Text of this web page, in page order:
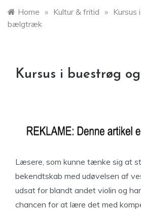
Home » Kultur & fritid » Kursus
bælgtræk
Kursus i buestrøg
Læsere, som kunne tænke sig at
bekendtskab med udøvelsen af
udsat for blandt andet violin og
chancen for at lære det med